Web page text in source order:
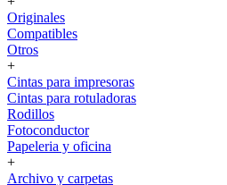
Originales
Compatibles
Otros
+
Cintas para impresoras
Cintas para rotuladoras
Rodillos
Fotoconductor
Papeleria y oficina
+
Archivo y carpetas